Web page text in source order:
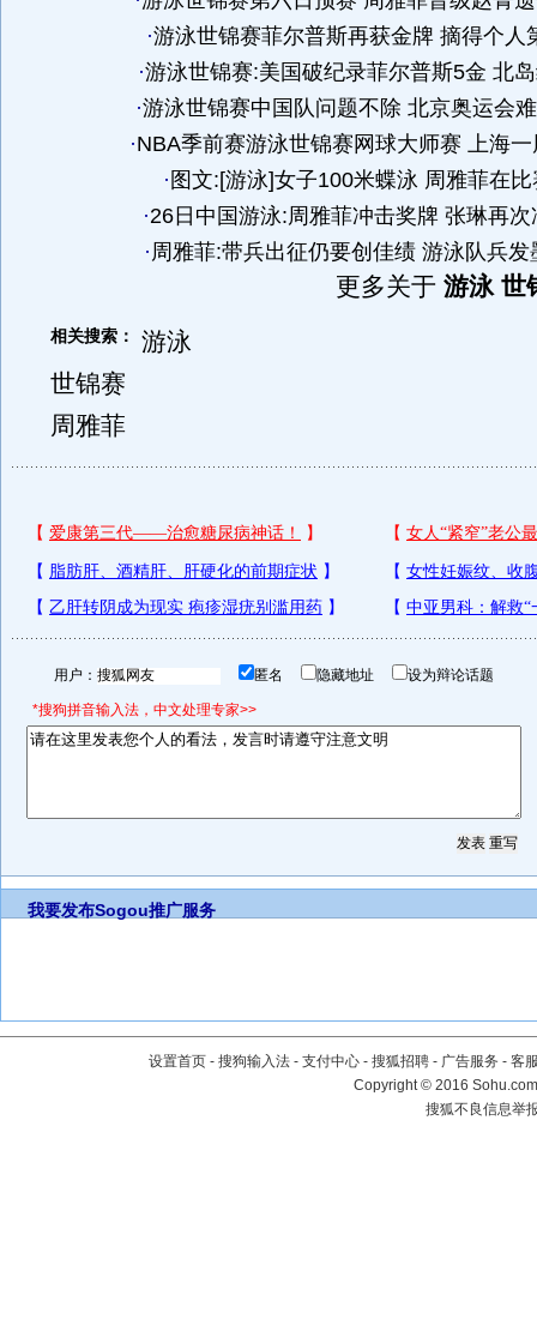
·游泳世锦赛菲尔普斯再获金牌 摘得个人
·游泳世锦赛:美国破纪录菲尔普斯5金 北
·游泳世锦赛中国队问题不除 北京奥运会
·NBA季前赛游泳世锦赛网球大师赛 上海
·图文:[游泳]女子100米蝶泳 周雅菲在比
·26日中国游泳:周雅菲冲击奖牌 张琳再次
·周雅菲:带兵出征仍要创佳绩 游泳队兵发
更多关于 游泳 世
相关搜索：
游泳
世锦赛
周雅菲
用户： 匿名 隐藏地址 设为辩论话题
*搜狗拼音输入法，中文处理专家>>
我要发布Sogou推广服务
设置首页 - 搜狗输入法 - 支付中心 - 搜狐招聘 - 广告服务 - 客
Copyright©2016
搜狐不良信息举